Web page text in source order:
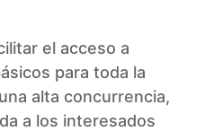
el acceso a
para toda la
alta concurrencia,
a los interesados